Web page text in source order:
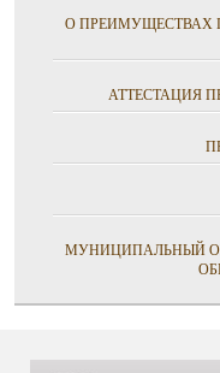
О ПРЕИМУЩЕСТВАХ
АТТЕСТАЦИЯ
МУНИЦИПАЛЬНЫЙ